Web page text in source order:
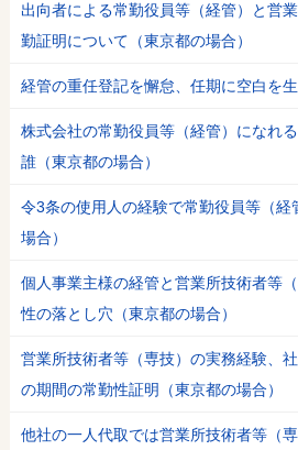
出向者による常勤役員等（経管）と営
勤証明について（東京都の場合）
経管の重任登記を懈怠、任期に空白を
株式会社の常勤役員等（経管）になれ
誰（東京都の場合）
令3条の使用人の経験で常勤役員等（経
場合）
個人事業主様の経管と営業所技術者等
性の落とし穴（東京都の場合）
営業所技術者等（専技）の実務経験、
の期間の常勤性証明（東京都の場合）
他社の一人代取では営業所技術者等（